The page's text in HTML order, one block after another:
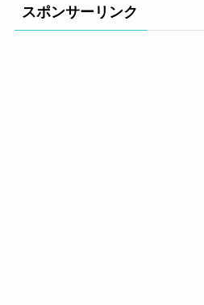
スポンサーリンク